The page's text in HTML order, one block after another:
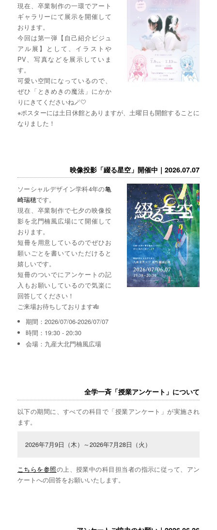
現在、卒業制作の一環でアート
ギャラリーにて展示を開催して
おります。
今回は第一弾【自己紹介ビジュ
アル展】として、イラストや
PV、写真などを展示していま
す。
可愛い空間になっているので、
ぜひ「ときめきの魔法」にかか
りにきてくださいね🪄🤍
※ポスターには土日休館とありますが、土曜日も開館することに
なりました！
映像投影「綴る星空」開催中｜2026.07.07
ソーシャルデザイン学科4年の亀
崎瑞穂です。
現在、卒業制作で七夕の映像投
影を北門楠風広場にて開催して
おります。
短冊を用意しているのでぜひお
願いごとを書いていただけると
嬉しいです。
短冊のついでにアンケートの記
入もお願いしているので気楽に
回答してください！
ご来場お待ちしております🎋
期間：2026/07/06-2026/07/07
時間：19:30 - 20:30
会場：九産大北門楠風広場
全学一斉「授業アンケート」について
以下の期間に、すべての科目で「授業アンケート」が実施され
ます。
2026年7月9日（木）～2026年7月28日（火）
こちらを参照の上、授業中の科目担当者の指示に従って、アン
ケートへの回答をお願いいたします。